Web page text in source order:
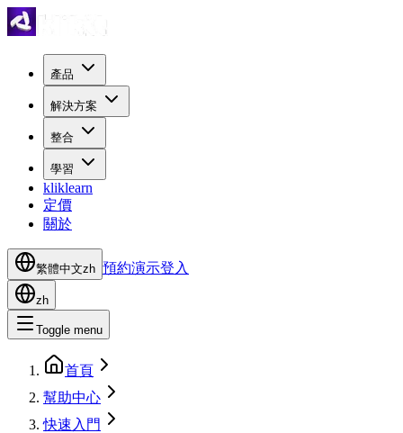
產品
解決方案
整合
學習
kliklearn
定價
關於
繁體中文zh 預約演示登入
zh
Toggle menu
首頁
幫助中心
快速入門